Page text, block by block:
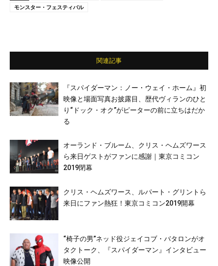
モンスター・フェスティバル
関連記事
『スパイダーマン：ノー・ウェイ・ホーム』初
映像と場面写真お披露目、歴代ヴィランのひと
り“ドック・オク”がピーターの前に立ちはだか
る
オーランド・ブルーム、クリス・ヘムズワース
ら来日ゲストがファンに感謝｜東京コミコン
2019閉幕
クリス・ヘムズワース、ルパート・グリントら
来日にファン熱狂！東京コミコン2019開幕
“椅子の男”ネッド役ジェイコブ・バタロンがオ
タクトーク、『スパイダーマン』インタビュー
映像公開